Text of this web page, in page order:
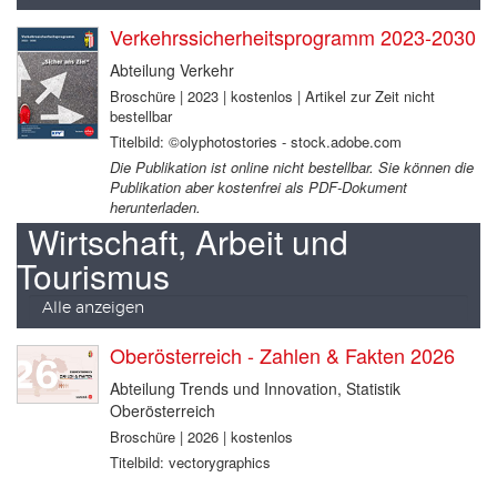
Verkehrssicherheitsprogramm 2023-2030
Abteilung Verkehr
Broschüre | 2023 | kostenlos | Artikel zur Zeit nicht
bestellbar
Titelbild: ©olyphotostories - stock.adobe.com
Die Publikation ist online nicht bestellbar. Sie können die
Publikation aber kostenfrei als PDF-Dokument
herunterladen.
Wirtschaft, Arbeit und
Tourismus
Alle anzeigen
Oberösterreich - Zahlen & Fakten 2026
Abteilung Trends und Innovation, Statistik
Oberösterreich
Broschüre | 2026 | kostenlos
Titelbild: vectorygraphics